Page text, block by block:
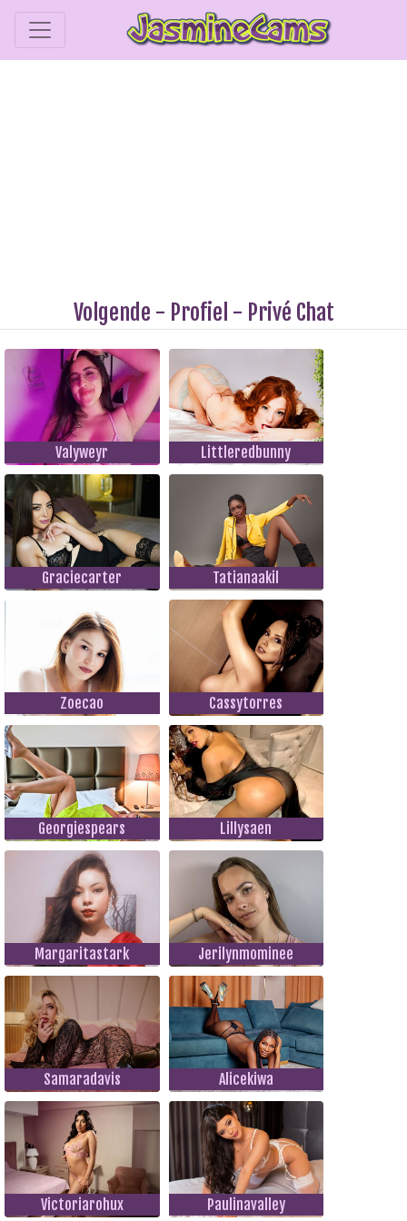
Volgende - Profiel - Privé Chat
Valyweyr Littleredbunny
Graciecarter Tatianaakil
Zoecao Cassytorres
Georgiespears Lillysaen
Margaritastark Jerilynmominee
Samaradavis Alicekiwa
Victoriarohux Paulinavalley